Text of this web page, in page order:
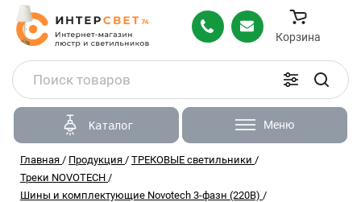
Корзина
Каталог Меню
Главная / Продукция / ТРЕКОВЫЕ светильники /
Треки NOVOTECH /
Шины и комплектующие Novotech 3-фазн (220В) /